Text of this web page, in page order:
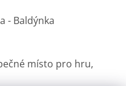
- Baldýnka
místo pro hru,